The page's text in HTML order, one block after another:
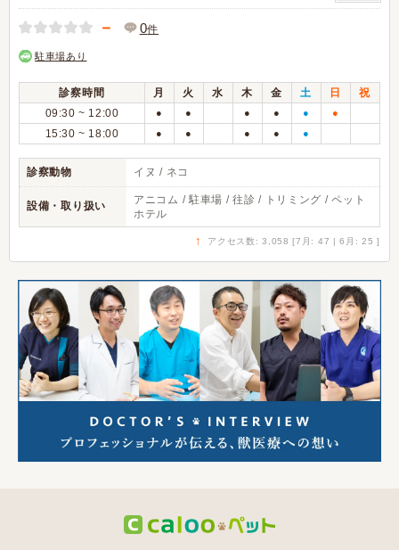
－ 0件
駐車場あり
診察時間 月 火 水 木 金 土 日
祝
09:30 ~ 12:00
● ● ● ● ● ●
15:30 ~ 18:00 ● ● ● ● ●
診察動物 イヌ / ネコ
設備・取り扱い
アニコム / 駐車場 / 往診 / トリミング / ペット
ホテル
↑ アクセス数: 3,058 [7月: 47 | 6月: 25 ]